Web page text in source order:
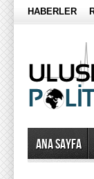
HABERLER
Ana Sayfa